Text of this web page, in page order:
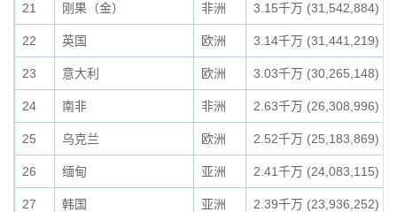
21 刚果（金） 非洲 3.15千万 (31,542,884)
22 英国 欧洲 3.14千万 (31,441,219)
23 意大利 欧洲 3.03千万 (30,265,148)
24 南非 非洲 2.63千万 (26,308,996)
25 乌克兰 欧洲 2.52千万 (25,183,869)
26 缅甸 亚洲 2.41千万 (24,083,115)
27 韩国 亚洲 2.39千万 (23,936,252)